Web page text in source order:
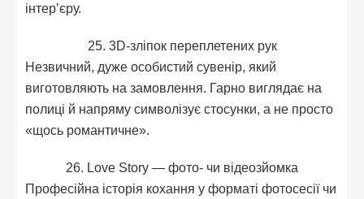
інтер’єру.
25. 3D-зліпок переплетених рук
Незвичний, дуже особистий сувенір, який
виготовляють на замовлення. Гарно виглядає на
полиці й напряму символізує стосунки, а не просто
«щось романтичне».
26. Love Story — фото- чи відеозйомка
Професійна історія кохання у форматі фотосесії чи